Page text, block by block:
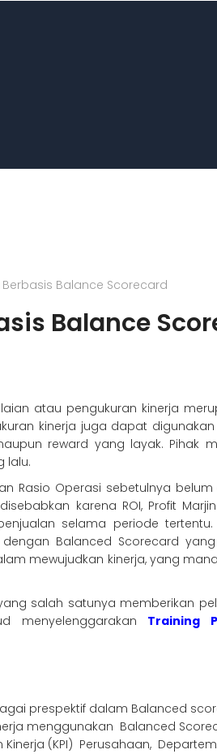
Balance Scorecard
Balance
atau pengukuran kinerja
kinerja juga dapat
reward yang layak. Pihak
lalu.
Rasio Operasi sebetulnya
karena ROI, Profit
selama periode
Balanced Scorecard
mewujudkan kinerja, yang
salah satunya memberikan
menyelenggarakan Training
prespektif dalam Balanced
menggunakan Balanced
(KPI) Perusahaan,